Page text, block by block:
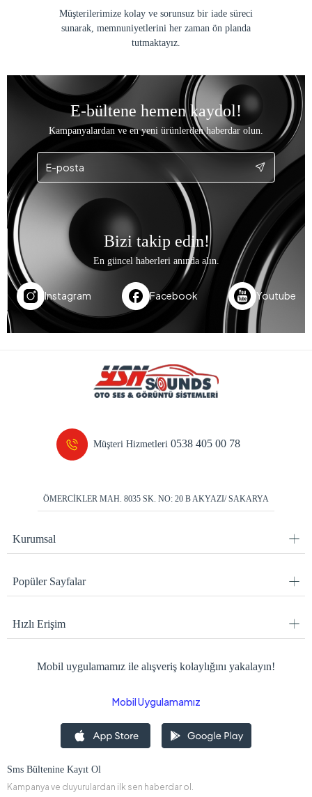
Müşterilerimize kolay ve sorunsuz bir iade süreci
sunarak, memnuniyetlerini her zaman ön planda
tutmaktayız.
E-bültene hemen kaydol!
Kampanyalardan ve en yeni ürünlerden haberdar olun.
Bizi takip edin!
En güncel haberleri anında alın.
Instagram Facebook Youtube
Müşteri Hizmetleri0538 405 00 78
ÖMERCİKLER MAH. 8035 SK. NO: 20 B AKYAZI/ SAKARYA
Kurumsal
Popüler Sayfalar
Hızlı Erişim
Mobil uygulamamız ile alışveriş kolaylığını yakalayın!
Mobil Uygulamamız
Sms Bültenine Kayıt Ol
Kampanya ve duyurulardan ilk sen haberdar ol.